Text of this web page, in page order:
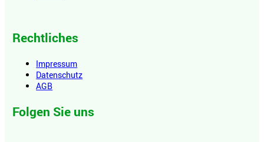
Rechtliches
Impressum
Datenschutz
AGB
Folgen Sie uns